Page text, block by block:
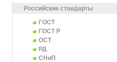
Российские стандарты
ГОСТ
ГОСТ Р
ОСТ
РД
СНиП